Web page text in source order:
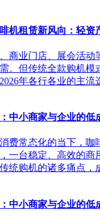
机租赁新风向：轻
商业门店、展会活
。但传统全款购机
年各行各业的主
中小商家与企业的低
费常态化的当下，
一台稳定、高效的商
统购机的诸多痛点，
中小商家与企业的低